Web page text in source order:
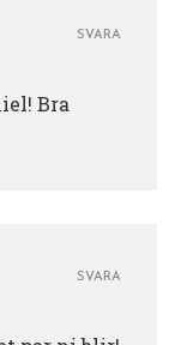
Bra
SVARA
SVARA